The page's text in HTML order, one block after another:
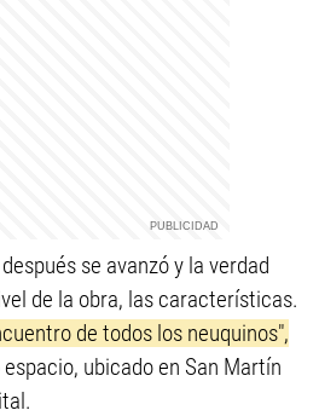
se avanzó y la verdad
de la obra, las características.
de todos los neuquinos",
ubicado en San Martín